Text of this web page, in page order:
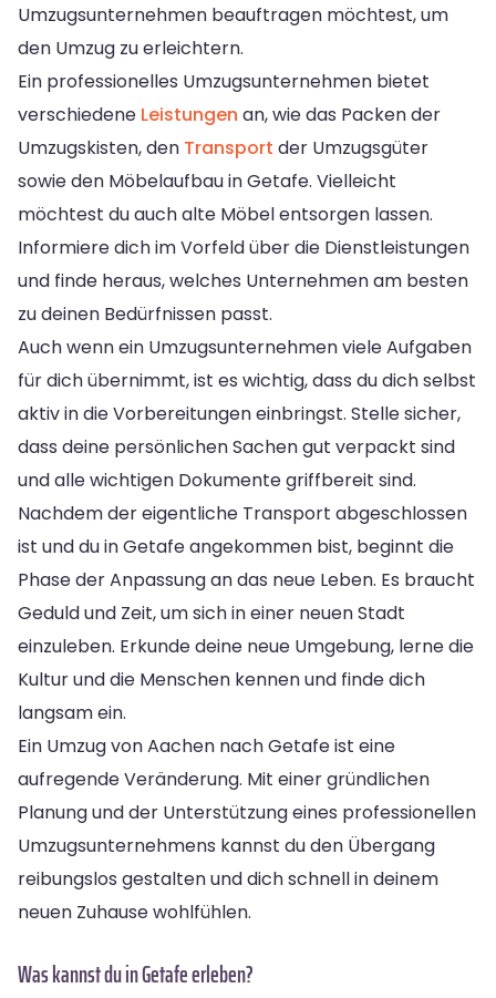
Umzugsunternehmen beauftragen möchtest, um
den Umzug zu erleichtern.
Ein professionelles Umzugsunternehmen bietet
verschiedene Leistungen an, wie das Packen der
Umzugskisten, den Transport der Umzugsgüter
sowie den Möbelaufbau in Getafe. Vielleicht
möchtest du auch alte Möbel entsorgen lassen.
Informiere dich im Vorfeld über die Dienstleistungen
und finde heraus, welches Unternehmen am besten
zu deinen Bedürfnissen passt.
Auch wenn ein Umzugsunternehmen viele Aufgaben
für dich übernimmt, ist es wichtig, dass du dich selbst
aktiv in die Vorbereitungen einbringst. Stelle sicher,
dass deine persönlichen Sachen gut verpackt sind
und alle wichtigen Dokumente griffbereit sind.
Nachdem der eigentliche Transport abgeschlossen
ist und du in Getafe angekommen bist, beginnt die
Phase der Anpassung an das neue Leben. Es braucht
Geduld und Zeit, um sich in einer neuen Stadt
einzuleben. Erkunde deine neue Umgebung, lerne die
Kultur und die Menschen kennen und finde dich
langsam ein.
Ein Umzug von Aachen nach Getafe ist eine
aufregende Veränderung. Mit einer gründlichen
Planung und der Unterstützung eines professionellen
Umzugsunternehmens kannst du den Übergang
reibungslos gestalten und dich schnell in deinem
neuen Zuhause wohlfühlen.
Was kannst du in Getafe erleben?